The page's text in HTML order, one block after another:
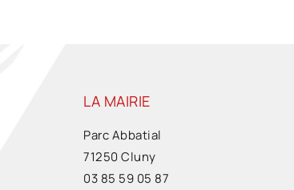
LA MAIRIE
Parc Abbatial
71250 Cluny
03 85 59 05 87